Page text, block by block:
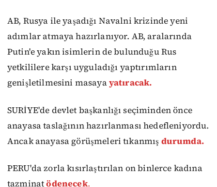
AB, Rusya ile yaşadığı Navalni krizinde yeni
adımlar atmaya hazırlanıyor. AB, aralarında
Putin'e yakın isimlerin de bulunduğu Rus
yetkililere karşı uyguladığı yaptırımların
genişletilmesini masayayatıracak.
SURİYE'de devlet başkanlığı seçiminden önce
anayasa taslağının hazırlanması hedefleniyordu.
Ancak anayasa görüşmeleri tıkanmış durumda.
PERU'da zorla kısırlaştırılan on binlerce kadına
tazminatödenecek.